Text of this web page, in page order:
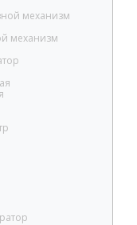
механизм
механизм